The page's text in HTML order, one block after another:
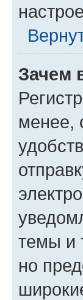
Зачем
менее,
темы и
но